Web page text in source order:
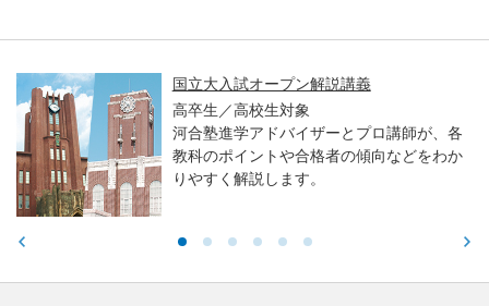
国立大入試オープン解説講義
高卒生／高校生対象
河合塾進学アドバイザーとプロ講師が、各
教科のポイントや合格者の傾向などをわか
りやすく解説します。